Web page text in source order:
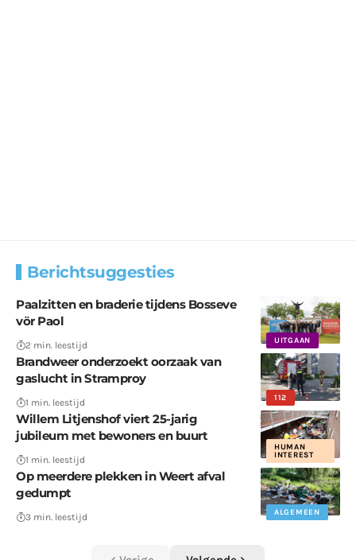
Berichtsuggesties
UITGAAN
Paalzitten en braderie tijdens Bosseve
vör Paol
2 min. leestijd
112
Brandweer onderzoekt oorzaak van
gaslucht in Stramproy
1 min. leestijd
HUMAN
INTEREST
Willem Litjenshof viert 25-jarig
jubileum met bewoners en buurt
1 min. leestijd
ALGEMEEN
Op meerdere plekken in Weert afval
gedumpt
3 min. leestijd